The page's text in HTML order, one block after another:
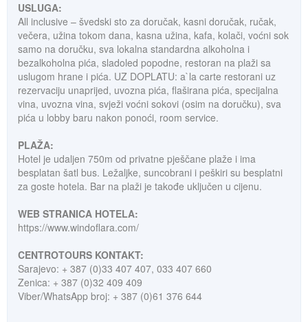
USLUGA:
All inclusive – švedski sto za doručak, kasni doručak, ručak,
večera, užina tokom dana, kasna užina, kafa, kolači, voćni sok
samo na doručku, sva lokalna standardna alkoholna i
bezalkoholna pića, sladoled popodne, restoran na plaži sa
uslugom hrane i pića. UZ DOPLATU: a`la carte restorani uz
rezervaciju unaprijed, uvozna pića, flaširana pića, specijalna
vina, uvozna vina, svježi voćni sokovi (osim na doručku), sva
pića u lobby baru nakon ponoći, room service.
PLAŽA:
Hotel je udaljen 750m od privatne pješčane plaže i ima
besplatan šatl bus. Ležaljke, suncobrani i peškiri su besplatni
za goste hotela. Bar na plaži je takođe uključen u cijenu.
WEB STRANICA HOTELA:
https://www.windoflara.com/
CENTROTOURS KONTAKT:
Sarajevo: + 387 (0)33 407 407, 033 407 660
Zenica: + 387 (0)32 409 409
Viber/WhatsApp broj: + 387 (0)61 376 644